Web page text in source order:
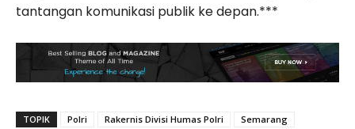
tantangan komunikasi publik ke depan.***
TOPIK Polri Rakernis Divisi Humas Polri Semarang